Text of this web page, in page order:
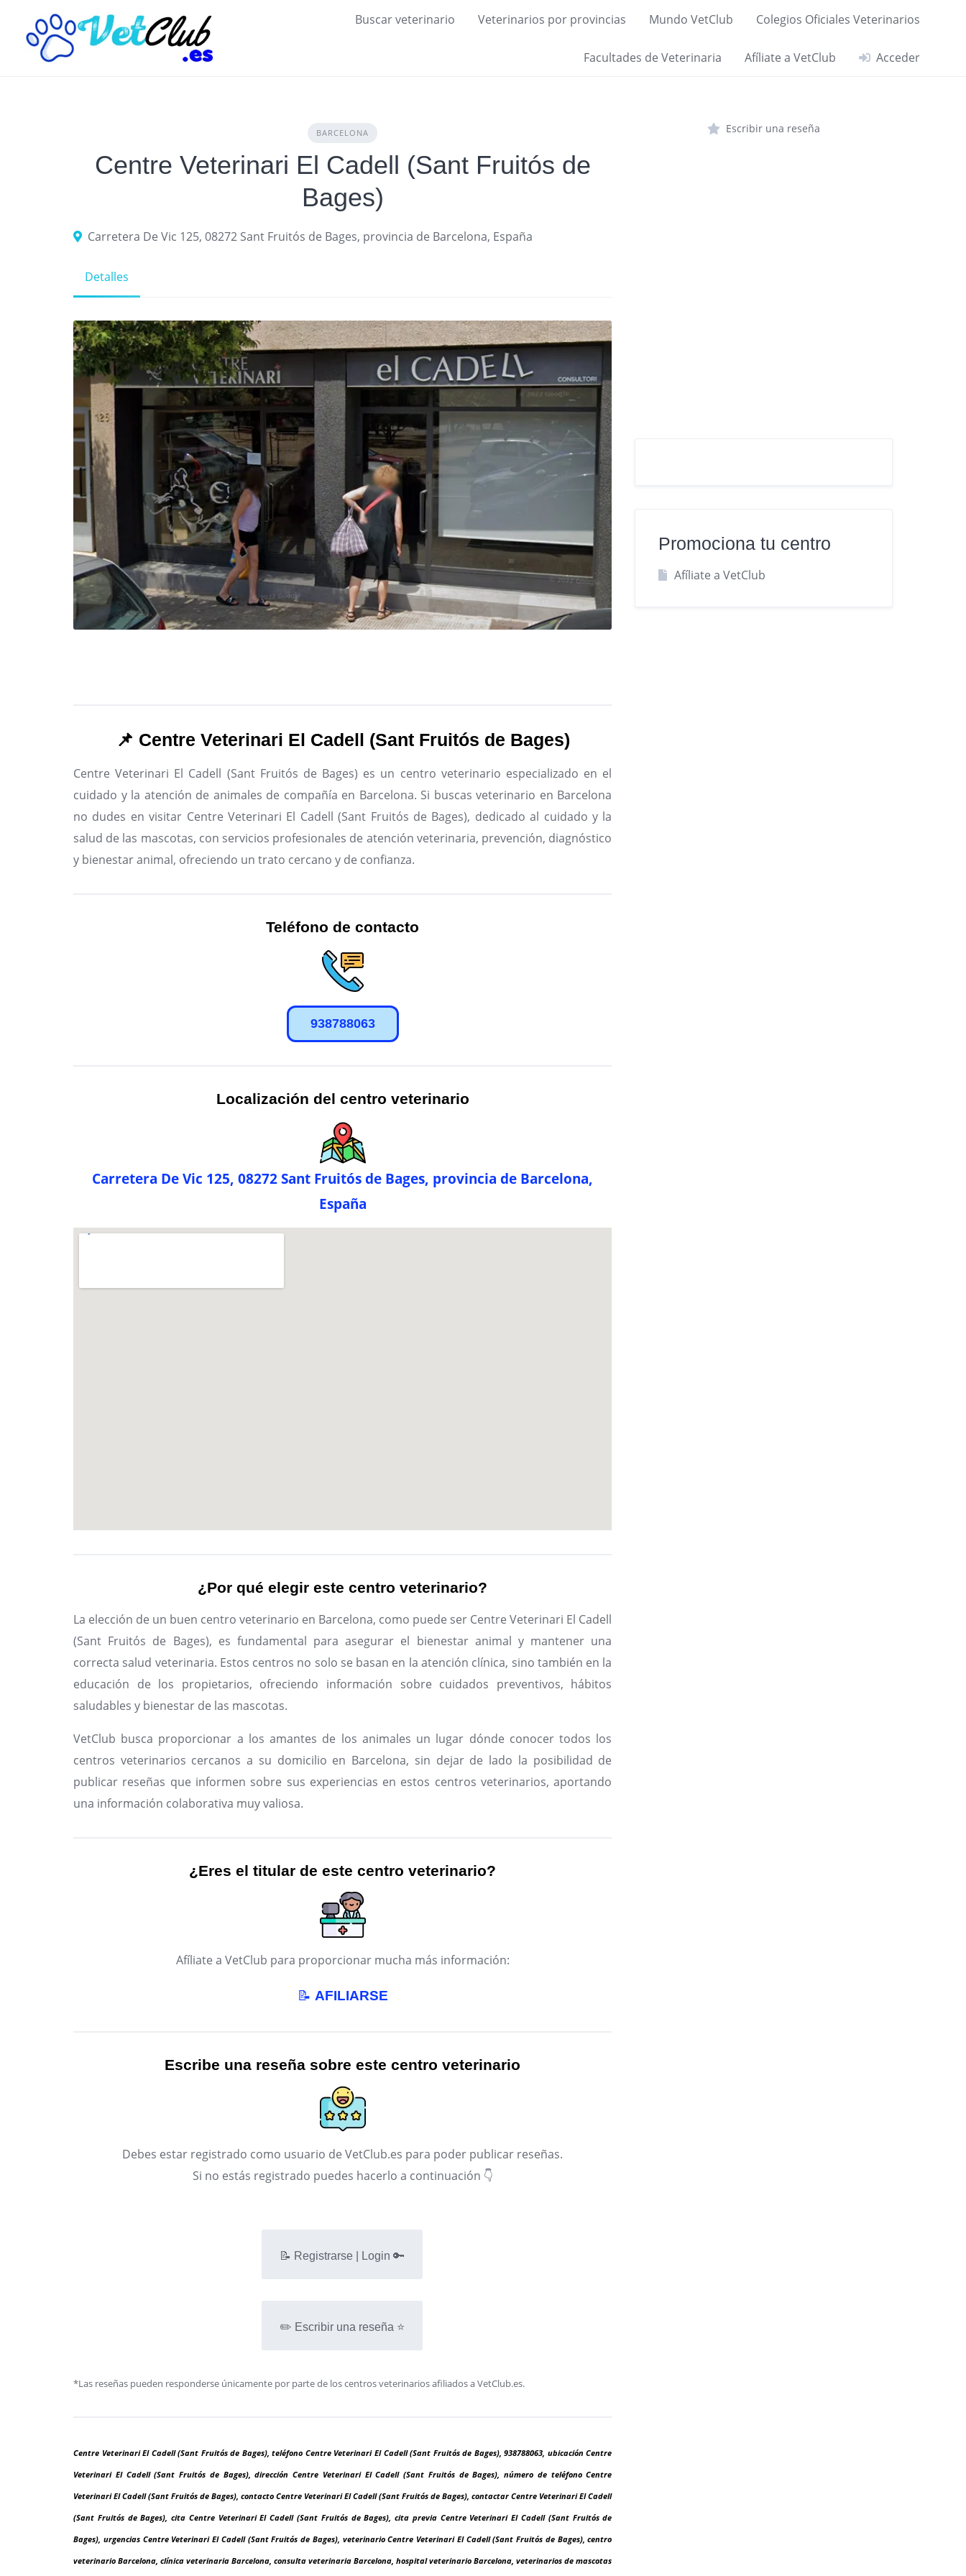
content
Buscar veterinario Veterinarios por provincias Mundo VetClub Colegios Oficiales Veterinarios
Facultades de Veterinaria Afíliate a VetClub Acceder
BARCELONA
Centre Veterinari El Cadell (Sant Fruitós de
Bages)
Carretera De Vic 125, 08272 Sant Fruitós de Bages, provincia de Barcelona, España
Detalles
📌 Centre Veterinari El Cadell (Sant Fruitós de Bages)
Centre Veterinari El Cadell (Sant Fruitós de Bages) es un centro veterinario especializado en el
cuidado y la atención de animales de compañía en Barcelona. Si buscas veterinario en Barcelona
no dudes en visitar Centre Veterinari El Cadell (Sant Fruitós de Bages), dedicado al cuidado y la
salud de las mascotas, con servicios profesionales de atención veterinaria, prevención, diagnóstico
y bienestar animal, ofreciendo un trato cercano y de confianza.
Teléfono de contacto
938788063
Localización del centro veterinario
Carretera De Vic 125, 08272 Sant Fruitós de Bages, provincia de Barcelona,
España
¿Por qué elegir este centro veterinario?
La elección de un buen centro veterinario en Barcelona, como puede ser Centre Veterinari El Cadell
(Sant Fruitós de Bages), es fundamental para asegurar el bienestar animal y mantener una
correcta salud veterinaria. Estos centros no solo se basan en la atención clínica, sino también en la
educación de los propietarios, ofreciendo información sobre cuidados preventivos, hábitos
saludables y bienestar de las mascotas.
VetClub busca proporcionar a los amantes de los animales un lugar dónde conocer todos los
centros veterinarios cercanos a su domicilio en Barcelona, sin dejar de lado la posibilidad de
publicar reseñas que informen sobre sus experiencias en estos centros veterinarios, aportando
una información colaborativa muy valiosa.
¿Eres el titular de este centro veterinario?
Afíliate a VetClub para proporcionar mucha más información:
📝 AFILIARSE
Escribe una reseña sobre este centro veterinario
Debes estar registrado como usuario de VetClub.es para poder publicar reseñas.
Si no estás registrado puedes hacerlo a continuación 👇
📝 Registrarse | Login 🔑
✏️ Escribir una reseña ⭐
*Las reseñas pueden responderse únicamente por parte de los centros veterinarios afiliados a VetClub.es.
Centre Veterinari El Cadell (Sant Fruitós de Bages), teléfono Centre Veterinari El Cadell (Sant Fruitós de Bages), 938788063, ubicación Centre
Veterinari El Cadell (Sant Fruitós de Bages), dirección Centre Veterinari El Cadell (Sant Fruitós de Bages), número de teléfono Centre
Veterinari El Cadell (Sant Fruitós de Bages), contacto Centre Veterinari El Cadell (Sant Fruitós de Bages), contactar Centre Veterinari El Cadell
(Sant Fruitós de Bages), cita Centre Veterinari El Cadell (Sant Fruitós de Bages), cita previa Centre Veterinari El Cadell (Sant Fruitós de
Bages), urgencias Centre Veterinari El Cadell (Sant Fruitós de Bages), veterinario Centre Veterinari El Cadell (Sant Fruitós de Bages), centro
veterinario Barcelona, clínica veterinaria Barcelona, consulta veterinaria Barcelona, hospital veterinario Barcelona, veterinarios de mascotas
Escribir una reseña
Promociona tu centro
Afíliate a VetClub